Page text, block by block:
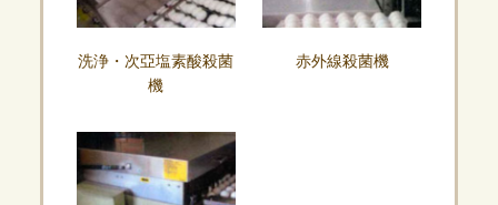
洗浄・次亞塩素酸殺菌
機
赤外線殺菌機